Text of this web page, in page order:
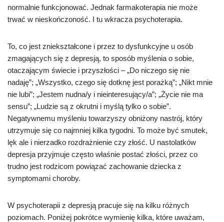
normalnie funkcjonować. Jednak farmakoterapia nie może
trwać w nieskończoność. I tu wkracza psychoterapia.
To, co jest zniekształcone i przez to dysfunkcyjne u osób
zmagających się z depresją, to sposób myślenia o sobie,
otaczającym świecie i przyszłości – „Do niczego się nie
nadaję”; „Wszystko, czego się dotknę jest porażką”; „Nikt mnie
nie lubi”; „Jestem nudna/y i nieinteresujący/a”; „Życie nie ma
sensu”; „Ludzie są z okrutni i myślą tylko o sobie”.
Negatywnemu myśleniu towarzyszy obniżony nastrój, który
utrzymuje się co najmniej kilka tygodni. To może być smutek,
lęk ale i nierzadko rozdrażnienie czy złość. U nastolatków
depresja przyjmuje często właśnie postać złości, przez co
trudno jest rodzicom powiązać zachowanie dziecka z
symptomami choroby.
W psychoterapii z depresją pracuje się na kilku różnych
poziomach. Poniżej pokrótce wymienię kilka, które uważam,